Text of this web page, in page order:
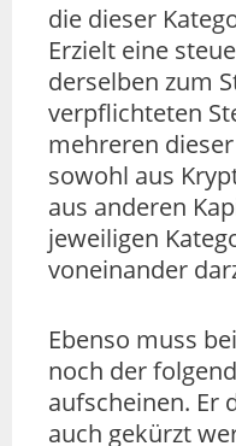
die dieser
Erzielt eine
derselben zum
verpflichteten
mehreren
sowohl aus
aus anderen
jeweiligen
voneinander
Ebenso muss
noch der
aufscheinen. Er
auch gekürzt